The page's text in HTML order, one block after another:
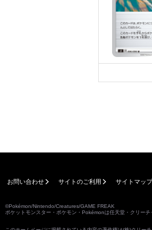
お問い合わせ サイトのご利用 サイトマップ
©Pokémon/Nintendo/Creatures/GAME FREAK
ポケットモンスター・ポケモン・Pokémonは任天堂・クリー